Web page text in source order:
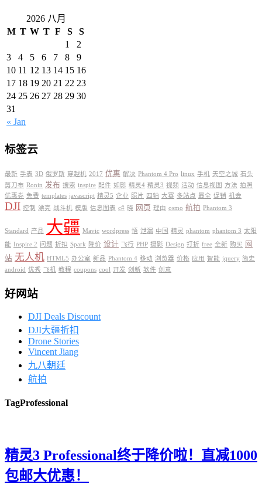
2026 八月
M T W T F S S
« Jan
1
2
3
4 5 6 7 8
9
10 11 12 13 14 15 16
17 18 19 20 21 22 23
24 25 26 27 28 29 30
31
标签云
最新 手表 3D 俄罗斯 穿越机 2017 优惠 解决 Phantom 4 Pro linux 手机 天空之城 石头
剪刀布 Ronin 发布 搜索 inspire 配件 如影 精灵4 精灵3 视频 活动 信息视图 方法 拍照
优惠券 免费 templates javascript 精灵5 企业 照片 四轴 大赛 多站点 最全 促销 机会
DJI 控制 漂亮 战斗机 模版 信息图表 c# 晓 网页 理由 osmo 航拍 Phantom 3
Standard 产品 大疆 Mavic wordpress 悟 泄漏 中国 精灵 phantom phantom 3 太阳
能 Inspire 2 问题 折扣 Spark 降价 设计 飞行 PHP 摄影 Design 打折 free 全新 购买
网
站 无人机 HTML5 办公室 新品 Phantom 4 移动 浏览器 价格 应用 智能 jquery 简史
android 优秀 飞机 教程 coupons cool 开发 创新 软件 创意
好网站
DJI Deals Discount
DJI大疆折扣
Drone Stories
Vincent Jiang
九八朝廷
航拍
TagProfessional
精灵3 Professional终于降价啦！直减1000
包邮大优惠！